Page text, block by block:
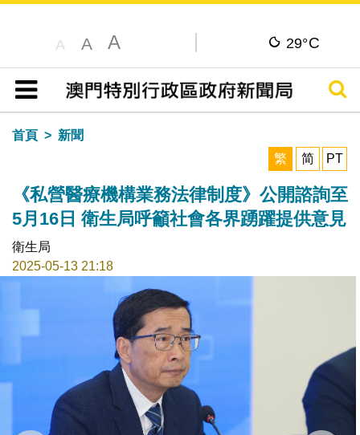
A A A 29°C
目錄
搜尋
首頁
新聞
繁
简 PT
《私營醫療機構業務法律制度》公開諮詢至
5月16日 衛生局呼籲社會各界踴躍提供意見
衛生局
2025-05-13 21:18